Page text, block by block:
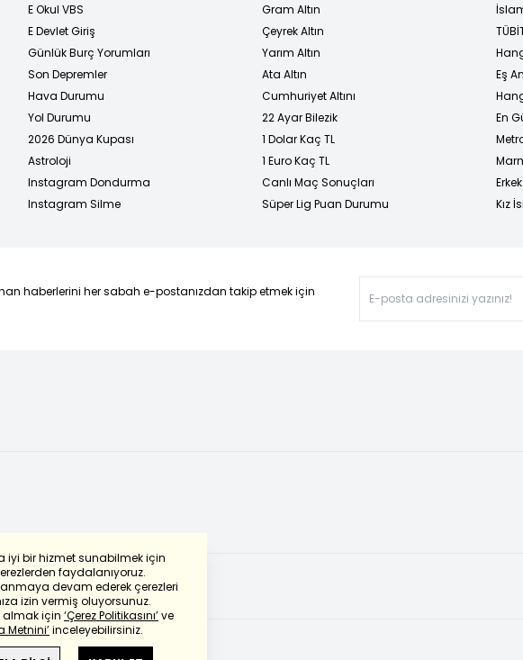
iyi bir hizmet sunabilmek için
faydalanıyoruz.
devam ederek çerezleri
izin vermiş oluyorsunuz.
almak için ‘Çerez Politikasını’ve
Metnini’inceleyebilirsiniz.
E Okul VBS
E Devlet Giriş
Günlük Burç Yorumları
Son Depremler
Hava Durumu
Yol Durumu
2026 Dünya Kupası
Astroloji
Instagram Dondurma
Instagram Silme
Gram Altın
Çeyrek Altın
Yarım Altın
Ata Altın
Cumhuriyet Altını
22 Ayar Bilezik
1 Dolar Kaç TL
1 Euro Kaç TL
Canlı Maç Sonuçları
Süper Lig Puan Durumu
Eş
En
Kız
haberlerini her sabah e-postanızdan takip etmek için